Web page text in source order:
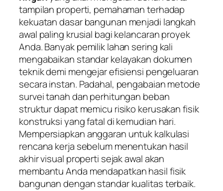
tampilan properti, pemahaman terhadap
kekuatan dasar bangunan menjadi langkah
awal paling krusial bagi kelancaran proyek
Anda. Banyak pemilik lahan sering kali
mengabaikan standar kelayakan dokumen
teknik demi mengejar efisiensi pengeluaran
secara instan. Padahal, pengabaian metode
survei tanah dan perhitungan beban
struktur dapat memicu risiko kerusakan fisik
konstruksi yang fatal di kemudian hari.
Mempersiapkan anggaran untuk kalkulasi
rencana kerja sebelum menentukan hasil
akhir visual properti sejak awal akan
membantu Anda mendapatkan hasil fisik
bangunan dengan standar kualitas terbaik.